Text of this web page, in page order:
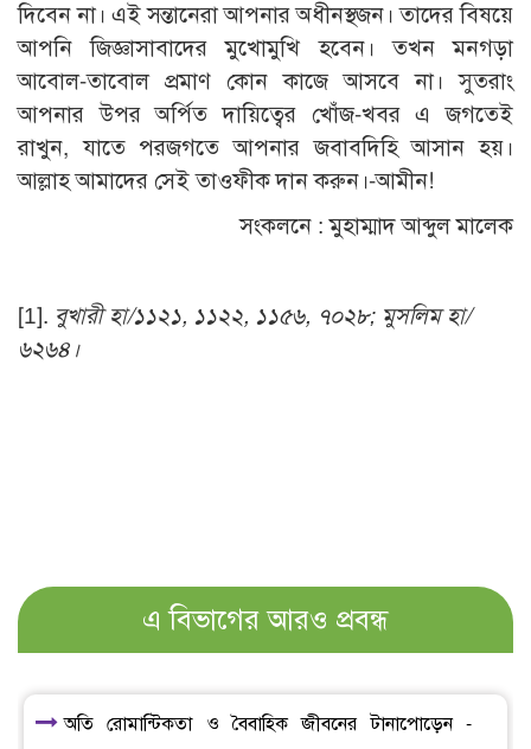
দিবেন না। এই সন্তানেরা আপনার অধীনস্থজন। তাদের বিষয়ে
আপনি জিজ্ঞাসাবাদের মুখোমুখি হবেন। তখন মনগড়া
আবোল-তাবোল প্রমাণ কোন কাজে আসবে না। সুতরাং
আপনার উপর অর্পিত দায়িত্বের খোঁজ-খবর এ জগতেই
রাখুন, যাতে পরজগতে আপনার জবাবদিহি আসান হয়।
আল্লাহ আমাদের সেই তাওফীক দান করুন।-আমীন!
সংকলনে : মুহাম্মাদ আব্দুল মালেক
[1]. বুখারী হা/১১২১, ১১২২, ১১৫৬, ৭০২৮; মুসলিম হা/
৬২৬৪।
এ বিভাগের আরও প্রবন্ধ
অতি রোমান্টিকতা ও বৈবাহিক জীবনের টানাপোড়েন -